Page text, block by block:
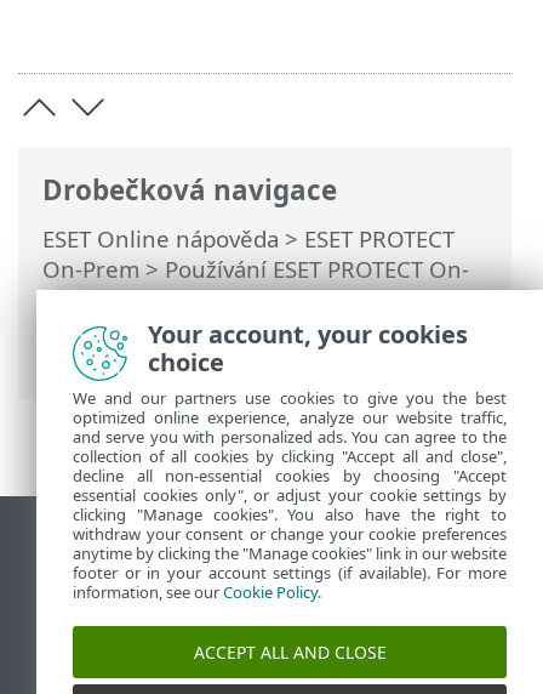
Drobečková navigace
ESET Online nápověda > ESET PROTECT
On-Prem>Používání ESET PROTECT On-
Prem>Hlavní menu ESET PROTECT On-
Prem>Detekce> Náhled detekce
(postranní panel)
Zobrazit verzi pro počítač
End of Life
ESET Databáze znalostí
ESET Status Portal
Your account, your cookies
choice
We and our partners use cookies to give you the best
optimized online experience, analyze our website traffic,
and serve you with personalized ads. You can agree to the
collection of all cookies by clicking "Accept all and close",
decline all non-essential cookies by choosing "Accept
essential cookies only", or adjust your cookie settings by
clicking "Manage cookies". You also have the right to
withdraw your consent or change your cookie preferences
anytime by clicking the "Manage cookies" link in our website
footer or in your account settings (if available). For more
information, see ourCookie Policy.
ACCEPT ALL AND CLOSE